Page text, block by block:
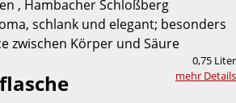
, Hambacher Schloßberg
schlank und elegant; besonders
zwischen Körper und Säure
0,75 Liter
mehr Details